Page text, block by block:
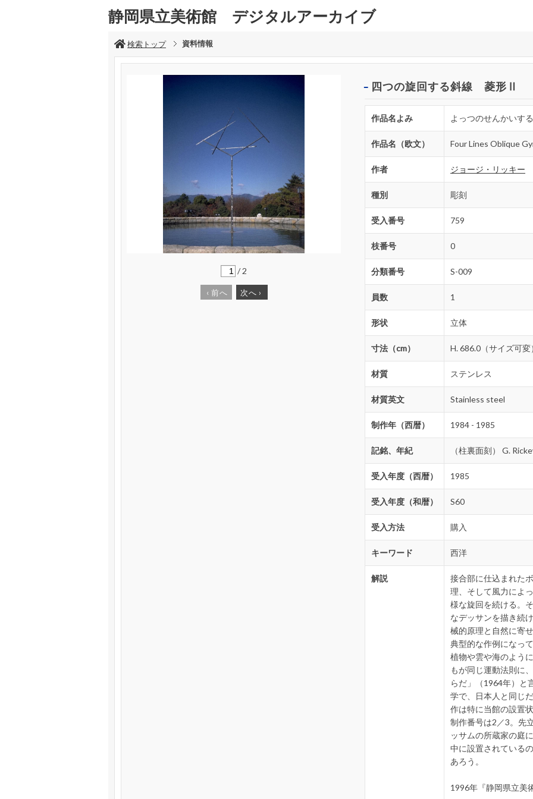
静岡県立美術館 デジタルアーカイブ
検索トップ 資料情報
/2
‹ 前へ 次へ ›
四つの旋回する斜線 菱形Ⅱ
作品名よみ よっつのせんかいす
作品名（欧文） Four Lines Oblique
作者 ジョージ・リッキー
種別 彫刻
受入番号 759
枝番号 0
分類番号 S-009
員数 1
形状 立体
寸法（cm） H. 686.0（サイズ可変
材質 ステンレス
材質英文 Stainless steel
制作年（西暦） 1984 - 1985
記銘、年紀 （柱裏面刻） G.
受入年度（西暦） 1985
受入年度（和暦） S60
受入方法 購入
キーワード 西洋
解説
接合部に仕込まれた
理、そして風力によ
様な旋回を続ける。
なデッサンを描き続
械的原理と自然に寄
典型的な作例になっ
植物や雲や海のよう
もが同じ運動法則に
らだ」（1964年）と
学で、日本人と同じ
作は特に当館の設置
制作番号は2／3。先
ッサムの所蔵家の庭
中に設置されている
あろう。
1996年『静岡県立美